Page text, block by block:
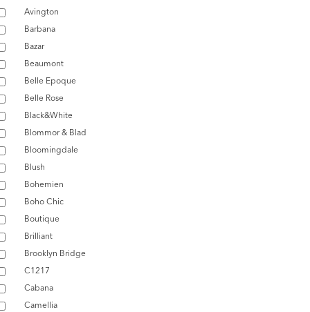
Avington
Barbana
Bazar
Beaumont
Belle Epoque
Belle Rose
Black&White
Blommor & Blad
Bloomingdale
Blush
Bohemien
Boho Chic
Boutique
Brilliant
Brooklyn Bridge
C1217
Cabana
Camellia